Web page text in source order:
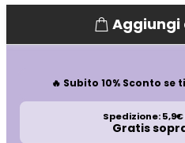
Dr.K Soap
Dyson
Aggiungi
🔥 Subito 10% Sconto
Spedizione:
Gratis